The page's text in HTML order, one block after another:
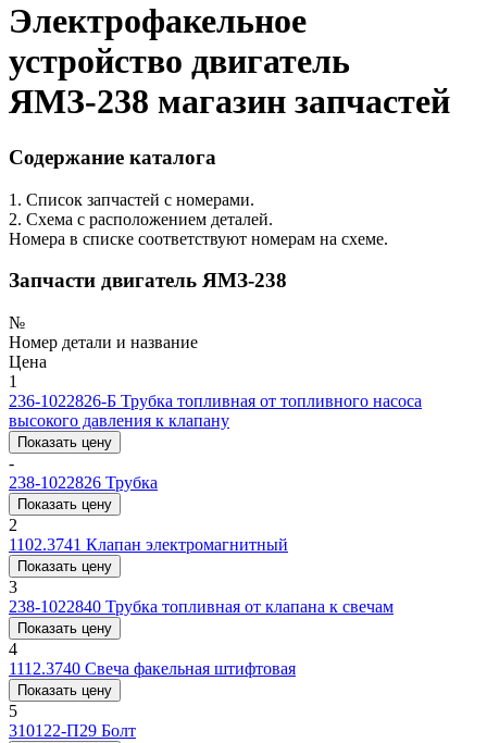
Электрофакельное
устройство двигатель
ЯМЗ-238 магазин запчастей
Содержание каталога
1. Список запчастей с номерами.
2. Схема с расположением деталей.
Номера в списке соответствуют номерам на схеме.
Запчасти двигатель ЯМЗ-238
№
Номер детали и название
Цена
1
236-1022826-Б Трубка топливная от топливного насоса
высокого давления к клапану
Показать цену
-
238-1022826 Трубка
Показать цену
2
1102.3741 Клапан электромагнитный
Показать цену
3
238-1022840 Трубка топливная от клапана к свечам
Показать цену
4
1112.3740 Свеча факельная штифтовая
Показать цену
5
310122-П29 Болт